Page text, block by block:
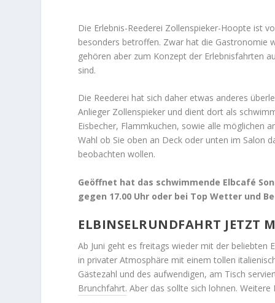
Die Erlebnis-Reederei Zollenspieker-Hoopte ist
besonders betroffen. Zwar hat die Gastronomie
gehören aber zum Konzept der Erlebnisfahrten
sind.
Die Reederei hat sich daher etwas anderes
Anlieger Zollenspieker und dient dort als
Eisbecher, Flammkuchen, sowie alle möglichen
Wahl ob Sie oben an Deck oder unten im Salon
beobachten wollen.
Geöffnet hat das schwimmende Elbcafé
gegen 17.00 Uhr oder bei Top Wetter und
ELBINSELRUNDFAHRT JETZT
Ab Juni geht es freitags wieder mit der beliebten
in privater Atmosphäre mit einem tollen
Gästezahl und des aufwendigen, am Tisch
Brunchfahrt. Aber das sollte sich lohnen.